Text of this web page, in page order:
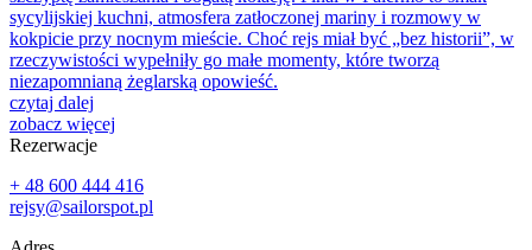
sycylijskiej kuchni, atmosfera zatłoczonej mariny i rozmowy w
kokpicie przy nocnym mieście. Choć rejs miał być „bez historii”, w
rzeczywistości wypełniły go małe momenty, które tworzą
niezapomnianą żeglarską opowieść.
czytaj dalej
zobacz więcej
Rezerwacje
+ 48 600 444 416‬
rejsy@sailorspot.pl